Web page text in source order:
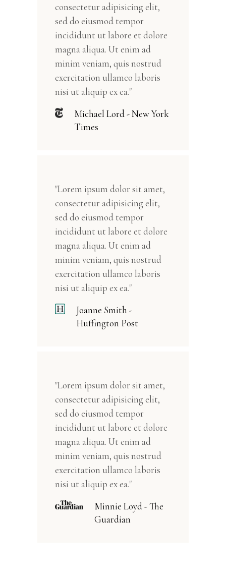
consectetur adipisicing elit,
sed do eiusmod tempor
incididunt ut labore et dolore
magna aliqua. Ut enim ad
minim veniam, quis nostrud
exercitation ullamco laboris
nisi ut aliquip ex ea."
Michael Lord - New York
Times
"Lorem ipsum dolor sit amet,
consectetur adipisicing elit,
sed do eiusmod tempor
incididunt ut labore et dolore
magna aliqua. Ut enim ad
minim veniam, quis nostrud
exercitation ullamco laboris
nisi ut aliquip ex ea."
Joanne Smith -
Huffington Post
"Lorem ipsum dolor sit amet,
consectetur adipisicing elit,
sed do eiusmod tempor
incididunt ut labore et dolore
magna aliqua. Ut enim ad
minim veniam, quis nostrud
exercitation ullamco laboris
nisi ut aliquip ex ea."
Minnie Loyd - The
Guardian